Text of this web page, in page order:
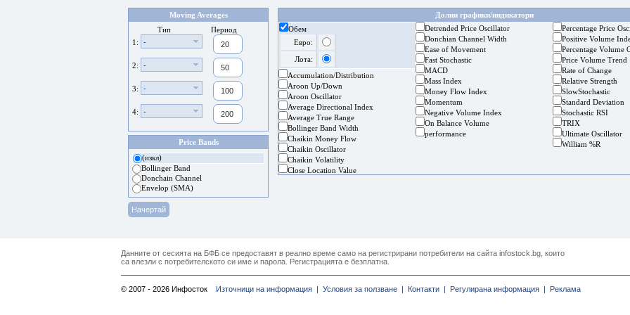
Moving Averages
Тип
Период
1:
-
2: -
3: -
4: -
Price Bands
(изкл)
Bollinger Band
Donchain Channel
Envelop (SMA)
Долни графики/индикатори
Обем
Евро:
Лота:
Accumulation/Distribution
Aroon Up/Down
Aroon Oscillator
Average Directional Index
Average True Range
Bollinger Band Width
Chaikin Money Flow
Chaikin Oscillator
Chaikin Volatility
Close Location Value
Detrended Price Oscillator
Donchian Channel Width
Ease of Movement
Fast Stochastic
MACD
Mass Index
Money Flow Index
Momentum
Negative Volume Index
On Balance Volume
performance
Percentage Price
Positive Volume
Percentage Volume
Price Volume Trend
Rate of Change
Relative Strength
SlowStochastic
Standard Deviation
Stochastic RSI
TRIX
Ultimate Oscillator
William %R
Данните от сесията на БФБ се предоставят в реално време само на регистрирани потребители на сайта infostock.bg, които
са влезли с потребителското си име и парола. Регистрацията е безплатна.
© 2007 - 2026 Инфосток Източници на информация | Условия за ползване | Контакти | Регулирана информация | Реклама